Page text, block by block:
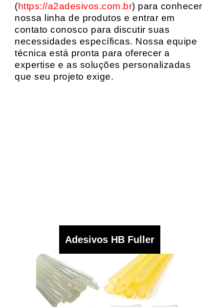
(https://a2adesivos.com.br) para conhecer
nossa linha de produtos e entrar em
contato conosco para discutir suas
necessidades específicas. Nossa equipe
técnica está pronta para oferecer a
expertise e as soluções personalizadas
que seu projeto exige.
Adesivos HB Fuller